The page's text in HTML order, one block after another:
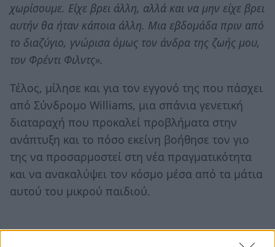
χωρίσουμε. Είχε βρει άλλη, αλλά και να μην είχε βρει
αυτήν θα ήταν κάποια άλλη. Μια εβδομάδα πριν από
το διαζύγιο, γνώρισα όμως τον άνδρα της ζωής μου,
τον Φρέντι Φιλντς».
Τέλος, μίλησε και για τον εγγονό της που πάσχει
από Σύνδρομο Williams, μια σπάνια γενετική
διαταραχή που προκαλεί προβλήματα στην
ανάπτυξη και το πόσο εκείνη βοήθησε τον γιο
της να προσαρμοστεί στη νέα πραγματικότητα
και να ανακαλύψει τον κόσμο μέσα από τα μάτια
αυτού του μικρού παιδιού.